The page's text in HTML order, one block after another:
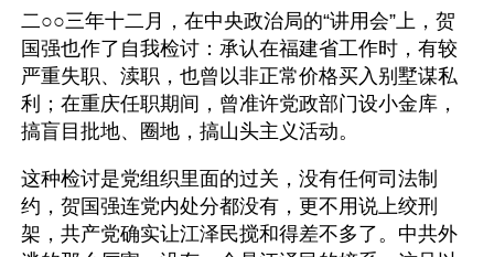
二○○三年十二月，在中央政治局的“讲用会”上，贺
国强也作了自我检讨：承认在福建省工作时，有较
严重失职、渎职，也曾以非正常价格买入别墅谋私
利；在重庆任职期间，曾准许党政部门设小金库，
搞盲目批地、圈地，搞山头主义活动。
这种检讨是党组织里面的过关，没有任何司法制
约，贺国强连党内处分都没有，更不用说上绞刑
架，共产党确实让江泽民搅和得差不多了。中共外